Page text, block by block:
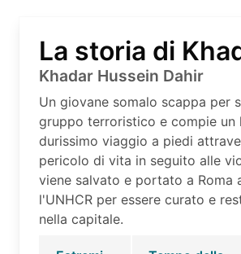
La storia di
Khadar Hussein Dahir
Un giovane somalo scappa per
gruppo terroristico e compie un
durissimo viaggio a piedi
pericolo di vita in seguito alle
viene salvato e portato a Roma
l'UNHCR per essere curato e
nella capitale.